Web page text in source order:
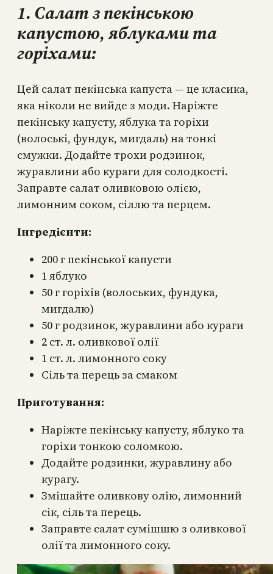
1. Салат з пекінською
капустою, яблуками та
горіхами:
Цей салат пекінська капуста — це класика,
яка ніколи не вийде з моди. Наріжте
пекінську капусту, яблука та горіхи
(волоські, фундук, мигдаль) на тонкі
смужки. Додайте трохи родзинок,
журавлини або кураги для солодкості.
Заправте салат оливковою олією,
лимонним соком, сіллю та перцем.
Інгредієнти:
200 г пекінської капусти
1 яблуко
50 г горіхів (волоських, фундука,
мигдалю)
50 г родзинок, журавлини або кураги
2 ст. л. оливкової олії
1 ст. л. лимонного соку
Сіль та перець за смаком
Приготування:
Наріжте пекінську капусту, яблуко та
горіхи тонкою соломкою.
Додайте родзинки, журавлину або
курагу.
Змішайте оливкову олію, лимонний
сік, сіль та перець.
Заправте салат сумішшю з оливкової
олії та лимонного соку.